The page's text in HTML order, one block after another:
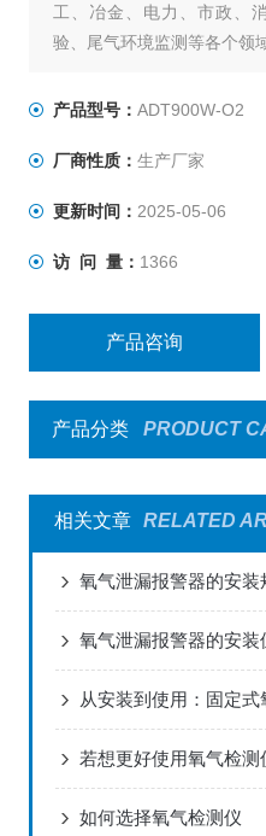
工、冶金、电力、市政、
验、尾气环境监测等各个领
产品型号： ADT900W-O2
厂商性质： 生产厂家
更新时间： 2025-05-06
访 问 量： 1366
产品咨询
产品分类 PRODUCT
相关文章 RELATED
氧气泄漏报警器的安
氧气泄漏报警器的安
从安装到使用：固定
若想更好使用氧气检
如何选择氧气检测仪